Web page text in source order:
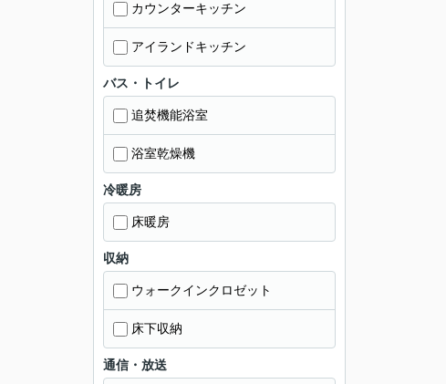
カウンターキッチン
アイランドキッチン
バス・トイレ
追焚機能浴室
浴室乾燥機
冷暖房
床暖房
収納
ウォークインクロゼット
床下収納
通信・放送